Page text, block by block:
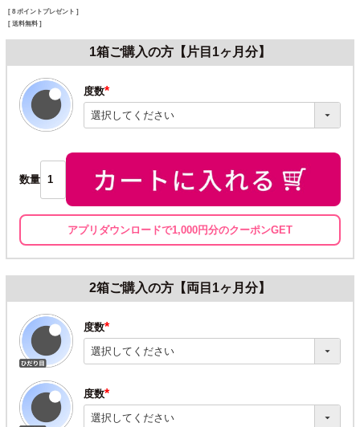
[ 8 ポイントプレゼント ]
送料無料
1箱ご購入の方【片目1ヶ月分】
度数
(必
須)
数量
アプリダウンロードで1,000円分のクーポンGET
2箱ご購入の方【両目1ヶ月分】
度数
(必
須)
度数
(必
須)